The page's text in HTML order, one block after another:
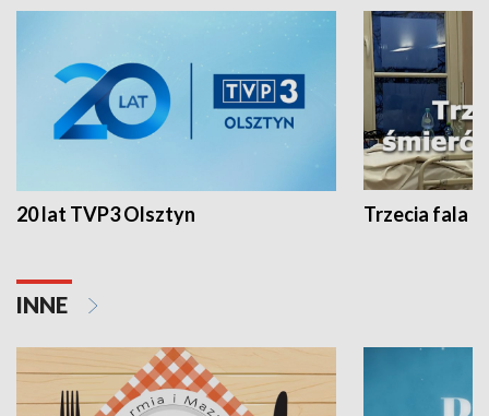
20 lat TVP3 Olsztyn Trzecia fala -
INNE